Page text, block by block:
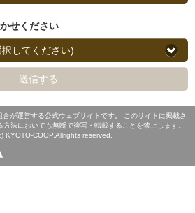
せください
してください)
送信する
が運営する公式ウェブサイトです。 このサイトに掲載さ
法においても無断で複写・転載することを禁止します。
KYOTO-COOP.Allrights reserved.